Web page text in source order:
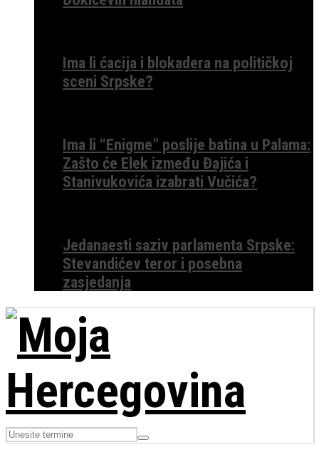
Ima li ćacija i blokadera na političkoj
sceni Srpske?
Ima li “Enigme” poslije batina u Palama:
Zašto će Elek između Đajića i
Stanivukovića izabrati Vučića?
Jedanaesti saziv parlamenta Srpske:
Stevandićev teror i posebna
zasjedanja